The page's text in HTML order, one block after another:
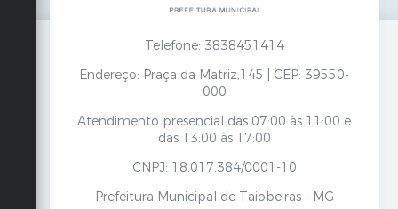
Telefone: 3838451414
Endereço: Praça da Matriz,145 | CEP: 39550-
000
Atendimento presencial das 07:00 às 11:00 e
das 13:00 às 17:00
CNPJ: 18.017.384/0001-10
Prefeitura Municipal de Taiobeiras - MG